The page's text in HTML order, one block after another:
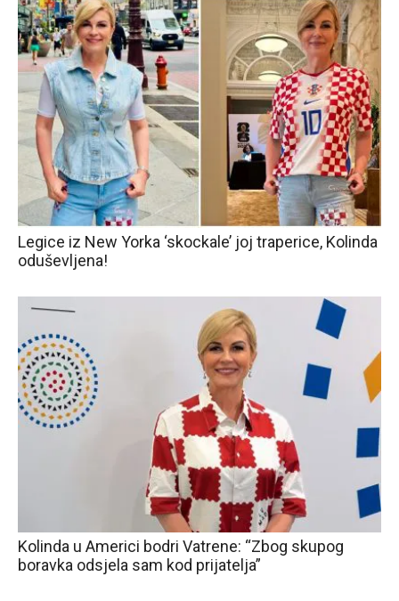
Legice iz New Yorka ‘skockale’ joj traperice, Kolinda
oduševljena!
Kolinda u Americi bodri Vatrene: “Zbog skupog
boravka odsjela sam kod prijatelja”